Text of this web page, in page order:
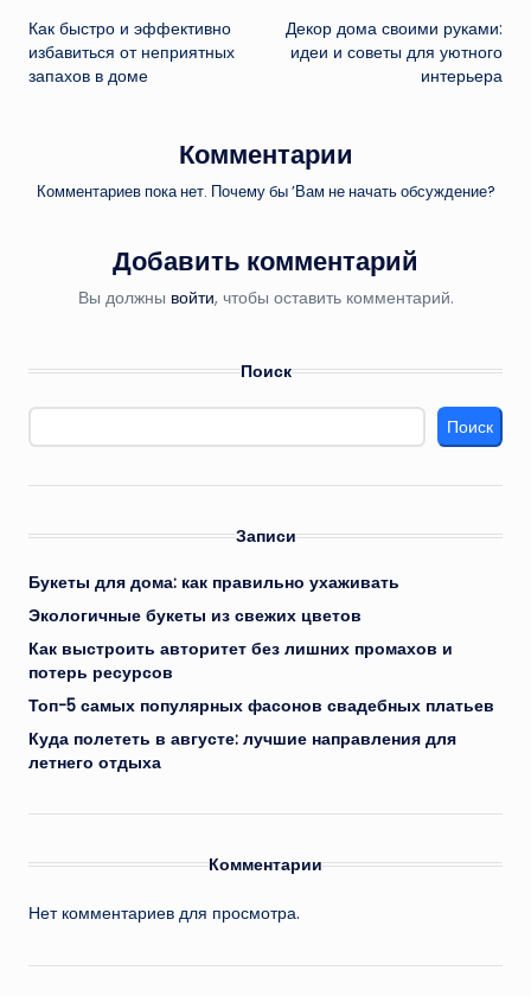
записи
Как быстро и эффективно
избавиться от неприятных
запахов в доме
Декор дома своими руками:
идеи и советы для уютного
интерьера
Комментарии
Комментариев пока нет. Почему бы ’Вам не начать обсуждение?
Добавить комментарий
Вы должны войти, чтобы оставить комментарий.
Поиск
Поиск
Записи
Букеты для дома: как правильно ухаживать
Экологичные букеты из свежих цветов
Как выстроить авторитет без лишних промахов и
потерь ресурсов
Топ-5 самых популярных фасонов свадебных платьев
Куда полететь в августе: лучшие направления для
летнего отдыха
Комментарии
Нет комментариев для просмотра.